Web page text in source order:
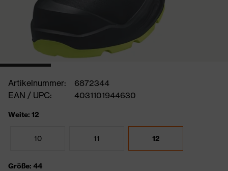
Artikelnummer:
6872344
EAN / UPC:
4031101944630
Weite: 12
10 11 12
Größe: 44